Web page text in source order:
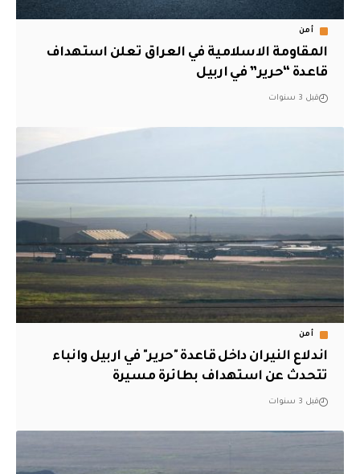
أمن
المقاومة الاسلامية في العراق تعلن استهداف
قاعدة “حرير” في اربيل
قبل 3 سنوات
أمن
اندلاع النيران داخل قاعدة "حرير" في اربيل وانباء
تتحدث عن استهداف بطائرة مسيرة
قبل 3 سنوات